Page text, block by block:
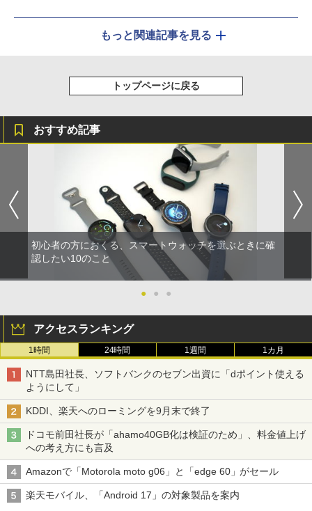
もっと関連記事を見る
トップページに戻る
おすすめ記事
初心者の方におくる、スマートウォッチを選ぶときに確
認したい10のこと
● ● ●
アクセスランキング
1時間 24時間 1週間 1カ月
NTT島田社長、ソフトバンクのセブン出資に「dポイント使える
ようにして」
KDDI、楽天へのローミングを9月末で終了
ドコモ前田社長が「ahamo40GB化は検証のため」、料金値上げ
への考え方にも言及
Amazonで「Motorola moto g06」と「edge 60」がセール
楽天モバイル、「Android 17」の対象製品を案内